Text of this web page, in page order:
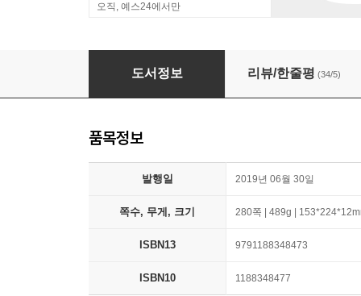
오직, 예스24에서만
엄마의 생각정리스킬
도서정보 리뷰/한줄평 (34/5)
품목정보
발행일 2019년 06월 30일
쪽수, 무게, 크기 280쪽 | 489g |
ISBN13 9791188348473
ISBN10 1188348477